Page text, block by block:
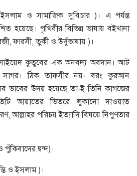
ও সামাজিক সুবিচার )। এ পর্যন্ত
হয়েছে। পৃথিবীর বিভিন্ন ভাষায় বইখানা
ফারসী, তুর্কী ও উর্দুভাষায় )।
কুতুবের এক অনবদ্য অবদান। আট
সাগর। ঠিক তাফসীর নয়- বরং কুরআন
ভাবের উদয় হয়েছে তা-ই তিনি কাগজের
আয়াতের ভিতরে লুকানো দাওয়াত
আল্লাহর পরিচয় ইত্যাদি বিষয়ে নিপুণতার
দ্বন্দ)।
ও ইসলাম )।